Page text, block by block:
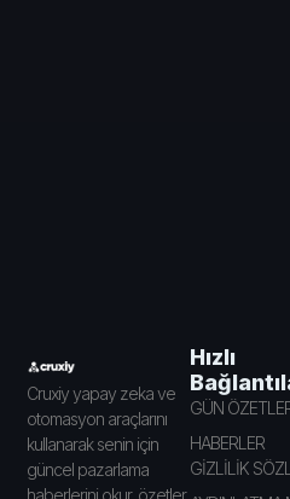
Cruxiy yapay zeka ve
otomasyon araçlarını
kullanarak senin için
güncel pazarlama
Hızlı
GÜN
HABERLER
GİZLİLİK